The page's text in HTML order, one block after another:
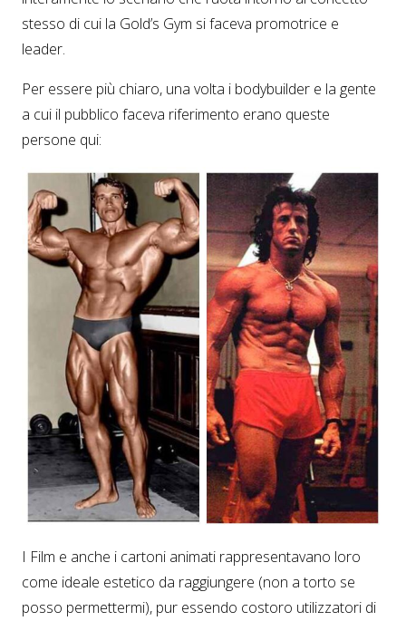
stesso di cui la Gold’s Gym si faceva promotrice e
leader.
Per essere più chiaro, una volta i bodybuilder e la gente
a cui il pubblico faceva riferimento erano queste
persone qui:
I Film e anche i cartoni animati rappresentavano loro
come ideale estetico da raggiungere (non a torto se
posso permettermi), pur essendo costoro utilizzatori di